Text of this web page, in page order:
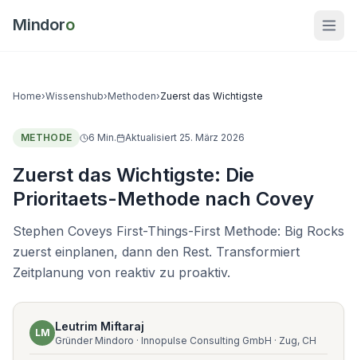
Mindoro
Home›Wissenshub›Methoden›Zuerst das Wichtigste
METHODE 6 Min. Aktualisiert 25. März 2026
Zuerst das Wichtigste: Die
Prioritaets-Methode nach Covey
Stephen Coveys First-Things-First Methode: Big Rocks
zuerst einplanen, dann den Rest. Transformiert
Zeitplanung von reaktiv zu proaktiv.
LM Leutrim Miftaraj
Gründer Mindoro · Innopulse Consulting GmbH · Zug, CH